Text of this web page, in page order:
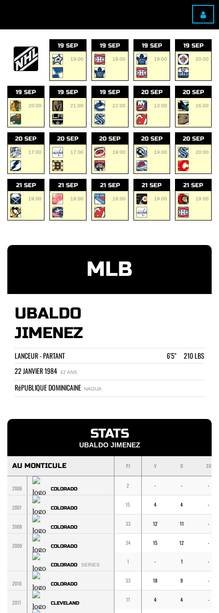
19 SEP
19:00
19 SEP
19:00
19 SEP
19:00
19 SEP
20:00
19 SEP
20:00
19 SEP
21:00
19 SEP
22:00
20 SEP
13:00
20 SEP
16:00
20 SEP
17:00
20 SEP
17:00
20 SEP
19:00
20 SEP
19:00
20 SEP
20:00
21 SEP
19:00
21 SEP
19:00
21 SEP
19:00
21 SEP
19:00
21 SEP
19:00
MLB
UBALDO
JIMENEZ
LANCEUR - PARTANT
6'5" 210 LBS
22 JANVIER 1984 42 ANS
RéPUBLIQUE DOMINICAINE NAGUA
STATS
UBALDO JIMENEZ
AU MONTICULE PJ V D SV
2006 COLORADO 2 - - -
2007 COLORADO 15 4 4 -
2008 COLORADO 33 12 11 -
2009 COLORADO 34 15 12 -
COLORADO SERIES 1 - 1 -
2010 COLORADO 33 18 9 -
2011 CLEVELAND 11 4 4 -